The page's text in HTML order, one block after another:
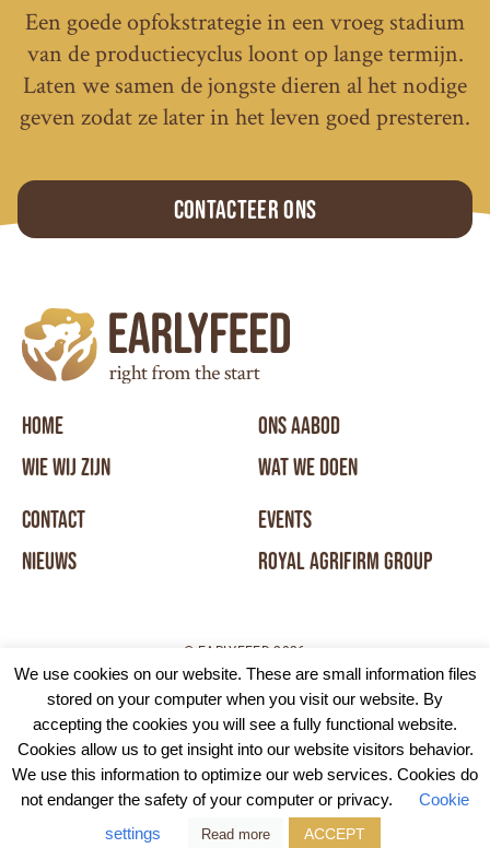
Een goede opfokstrategie in een vroeg stadium
van de productiecyclus loont op lange termijn.
Laten we samen de jongste dieren al het nodige
geven zodat ze later in het leven goed presteren.
Contacteer ons
HOME
WIE WIJ ZIJN
ONS AABOD
WAT WE DOEN
CONTACT
NIEUWS
EVENTS
ROYAL AGRIFIRM GROUP
© EARLYFEED 2026
DISCLAIMER COOKIE POLICY ALGEMENE VOORWAARDEN
We use cookies on our website. These are small information files
stored on your computer when you visit our website. By
accepting the cookies you will see a fully functional website.
Cookies allow us to get insight into our website visitors behavior.
We use this information to optimize our web services. Cookies do
not endanger the safety of your computer or privacy.
Cookie
settings
Read more ACCEPT